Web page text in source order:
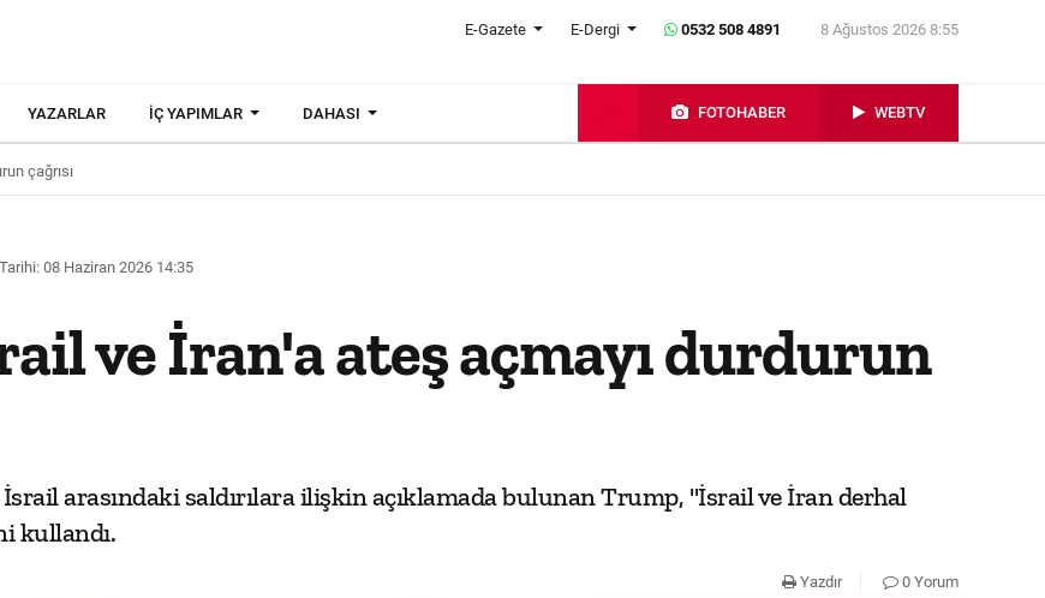
E-Gazete E-Dergi 0532 508 4891 8 Ağustos 2026 8:55
YAZARLAR İÇ YAPIMLAR DAHASI FOTOHABER WEBTV
çağrısı
08 Haziran 2026 14:35
ve İran'a ateş açmayı durdurun
arasındaki saldırılara ilişkin açıklamada bulunan Trump, "İsrail ve İran derhal
kullandı.
Yazdır 0 Yorum